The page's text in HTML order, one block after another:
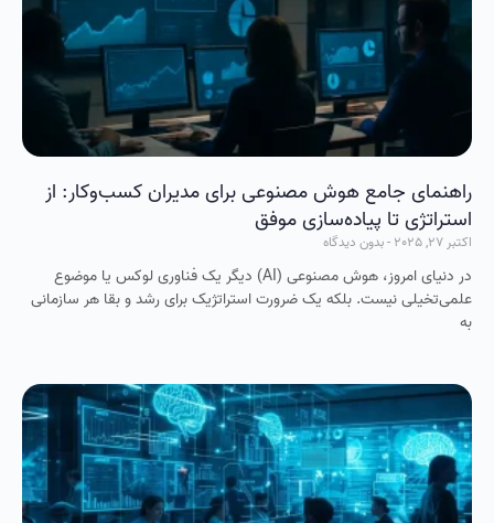
راهنمای جامع هوش مصنوعی برای مدیران کسب‌وکار: از
استراتژی تا پیاده‌سازی موفق
اکتبر 27, 2025 بدون دیدگاه
در دنیای امروز، هوش مصنوعی (AI) دیگر یک فناوری لوکس یا موضوع
علمی‌تخیلی نیست. بلکه یک ضرورت استراتژیک برای رشد و بقا هر سازمانی
به